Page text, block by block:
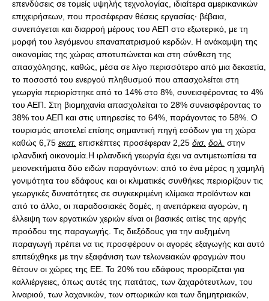
επενδύσεις σε τομείς υψηλής τεχνολογίας, ιδιαίτερα αμερικανικών
επιχειρήσεων, που προσέφεραν θέσεις εργασίας· βέβαια,
συνεπάγεται και διαρροή μέρους του ΑΕΠ στο εξωτερικό, με τη
μορφή του λεγόμενου επαναπατρισμού κερδών. Η ανάκαμψη της
οικονομίας της χώρας αποτυπώνεται και στη σύνθεση της
απασχόλησης, καθώς, μέσα σε λίγο περισσότερο από μια δεκαετία,
το ποσοστό του ενεργού πληθυσμού που απασχολείται στη
γεωργία περιορίστηκε από το 14% στο 8%, συνεισφέροντας το 4%
του ΑΕΠ. Στη βιομηχανία απασχολείται το 28% συνεισφέροντας το
38% του ΑΕΠ και στις υπηρεσίες το 64%, παράγοντας το 58%. Ο
τουρισμός αποτελεί επίσης σημαντική πηγή εσόδων για τη χώρα
καθώς 6,75 εκατ. επισκέπτες προσέφεραν 2,25 δισ. δολ. στην
ιρλανδική οικονομία.Η ιρλανδική γεωργία έχει να αντιμετωπίσει τα
μειονεκτήματα δύο ειδών παραγόντων: από το ένα μέρος η χαμηλή
γονιμότητα του εδάφους και οι κλιματικές συνθήκες περιορίζουν τις
γεωργικές δυνατότητες σε συγκεκριμένη κλίμακα προϊόντων και
από το άλλο, οι παραδοσιακές δομές, η ανεπάρκεια αγορών, η
έλλειψη των εργατικών χεριών είναι οι βασικές αιτίες της αργής
προόδου της παραγωγής. Τις διεξόδους για την αυξημένη
παραγωγή πρέπει να τις προσφέρουν οι αγορές εξαγωγής και αυτό
επιτεύχθηκε με την εξαφάνιση των τελωνειακών φραγμών που
θέτουν οι χώρες της ΕΕ. Το 20% του εδάφους προορίζεται για
καλλιέργειες, όπως αυτές της πατάτας, των ζαχαρότευτλων, του
λιναριού, των λαχανικών, των οπωρικών και των δημητριακών,